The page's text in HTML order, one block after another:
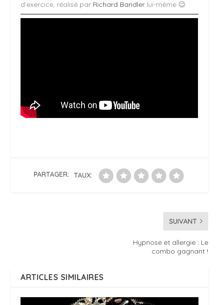
d’exercice, réalisé par Richard Bandler lui-même 😉
PARTAGER: TAUX:
SUIVANT
Hypnose et allergie : Le
combo gagnant !
ARTICLES SIMILAIRES